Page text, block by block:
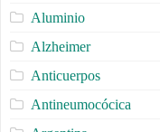
Aluminio
Alzheimer
Anticuerpos
Antineumocócica